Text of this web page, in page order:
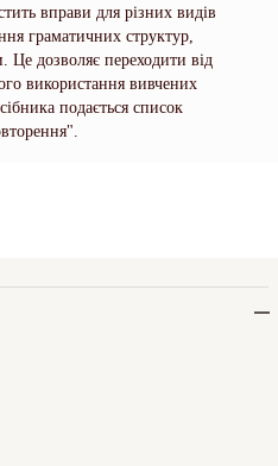
вправи для різних видів
граматичних структур,
Це дозволяє переходити від
використання вивчених
подається список